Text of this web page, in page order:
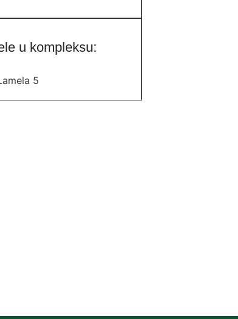
u kompleksu: